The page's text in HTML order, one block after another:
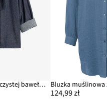
Bluzka jeansowa z czystej bawełny
124,99 zł